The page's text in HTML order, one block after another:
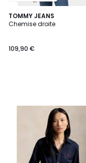
TOMMY JEANS
Chemise droite
109,90 €